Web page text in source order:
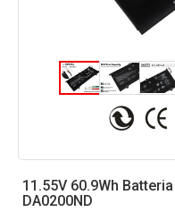
11.55V 60.9Wh
DA0200ND